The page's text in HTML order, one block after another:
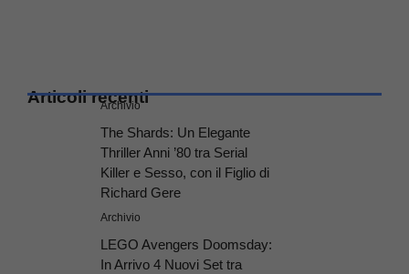
Articoli recenti
Archivio
The Shards: Un Elegante
Thriller Anni ’80 tra Serial
Killer e Sesso, con il Figlio di
Richard Gere
Archivio
LEGO Avengers Doomsday:
In Arrivo 4 Nuovi Set tra